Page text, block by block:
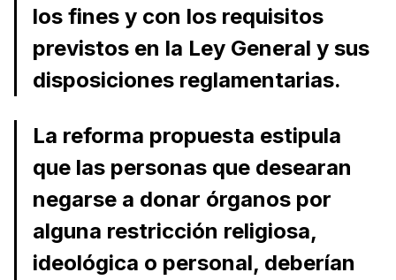
los fines y con los requisitos
previstos en la Ley General y sus
disposiciones reglamentarias.
La reforma propuesta estipula
que las personas que desearan
negarse a donar órganos por
alguna restricción religiosa,
ideológica o personal, deberían